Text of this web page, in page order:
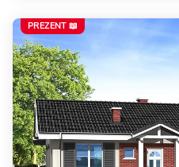
PREZENT 📖